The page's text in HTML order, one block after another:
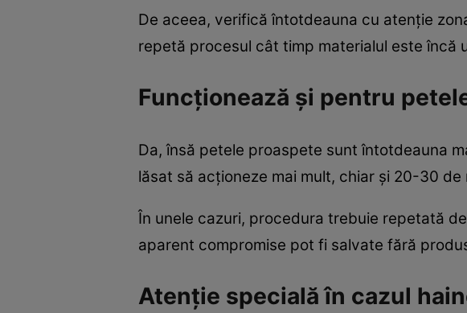
De aceea, verifică întotdeauna cu atenție
repetă procesul cât timp materialul este încă
Funcționează și pentru
Da, însă petele proaspete sunt întotdeauna
lăsat să acționeze mai mult, chiar și 20-30
În unele cazuri, procedura trebuie repetată
aparent compromise pot fi salvate fără
Atenție specială în cazul